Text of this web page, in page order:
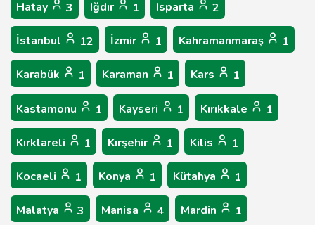
Hatay 3 Iğdır 1 Isparta 2
İstanbul 12 İzmir 1 Kahramanmaraş 1
Karabük 1 Karaman 1 Kars 1
Kastamonu 1 Kayseri 1 Kırıkkale 1
Kırklareli 1 Kırşehir 1 Kilis 1
Kocaeli 1 Konya 1 Kütahya 1
Malatya 3 Manisa 4 Mardin 1